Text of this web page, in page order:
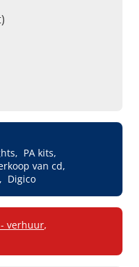
PA kits
van cd
Digico
verhuur,